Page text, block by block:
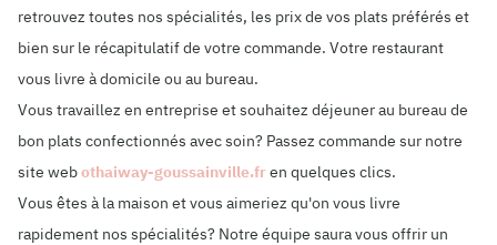
retrouvez toutes nos spécialités, les prix de vos plats préférés et
bien sur le récapitulatif de votre commande. Votre restaurant
vous livre à domicile ou au bureau.
Vous travaillez en entreprise et souhaitez déjeuner au bureau de
bon plats confectionnés avec soin? Passez commande sur notre
site webothaiway-goussainville.fren quelques clics.
Vous êtes à la maison et vous aimeriez qu'on vous livre
rapidement nos spécialités? Notre équipe saura vous offrir un